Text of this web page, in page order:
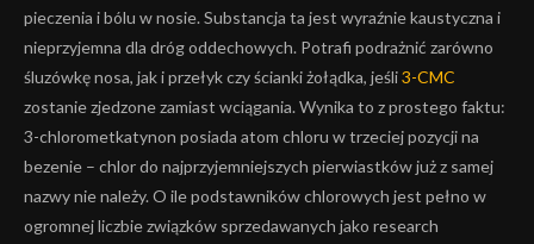
pieczenia i bólu w nosie. Substancja ta jest wyraźnie kaustyczna i
nieprzyjemna dla dróg oddechowych. Potrafi podrażnić zarówno
śluzówkę nosa, jak i przełyk czy ścianki żołądka, jeśli3-CMC
zostanie zjedzone zamiast wciągania. Wynika to z prostego faktu:
3-chlorometkatynon posiada atom chloru w trzeciej pozycji na
bezenie – chlor do najprzyjemniejszych pierwiastków już z samej
nazwy nie należy. O ile podstawników chlorowych jest pełno w
ogromnej liczbie związków sprzedawanych jako research